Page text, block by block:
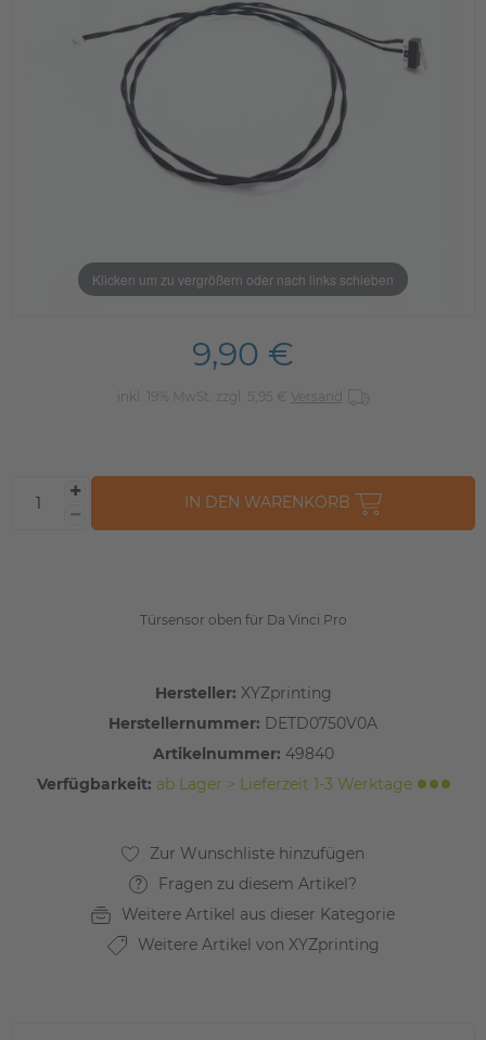
Klicken um zu vergrößern oder nach links schieben
Türsensor oben für Da Vinci Pro
Hersteller: XYZprinting
Herstellernummer: DETD0750V0A
Artikelnummer: 49840
Verfügbarkeit: ab Lager > Lieferzeit 1-3 Werktage
Fragen zu diesem Artikel?
Weitere Artikel aus dieser Kategorie
Weitere Artikel von XYZprinting
9,90 €
inkl. 19% MwSt. zzgl. 5,95 € Versand
IN DEN WARENKORB